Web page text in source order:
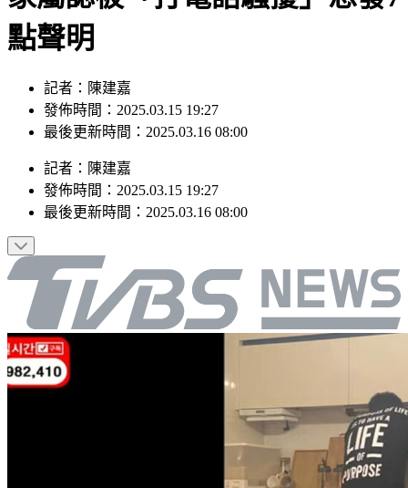
家屬認被「打電話騷擾」怒發7
點聲明
記者：陳建嘉
發佈時間：2025.03.15 19:27
記者：陳建嘉
發佈時間：2025.03.15 19:27